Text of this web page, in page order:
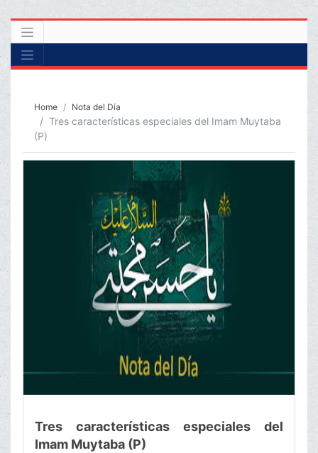
Home Nota del Día
Tres características especiales del Imam Muytaba
(P)
Tres características especiales del
Imam Muytaba (P)